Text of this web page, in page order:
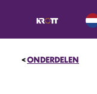
ONDERDELEN